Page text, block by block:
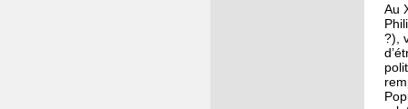
Au
?),